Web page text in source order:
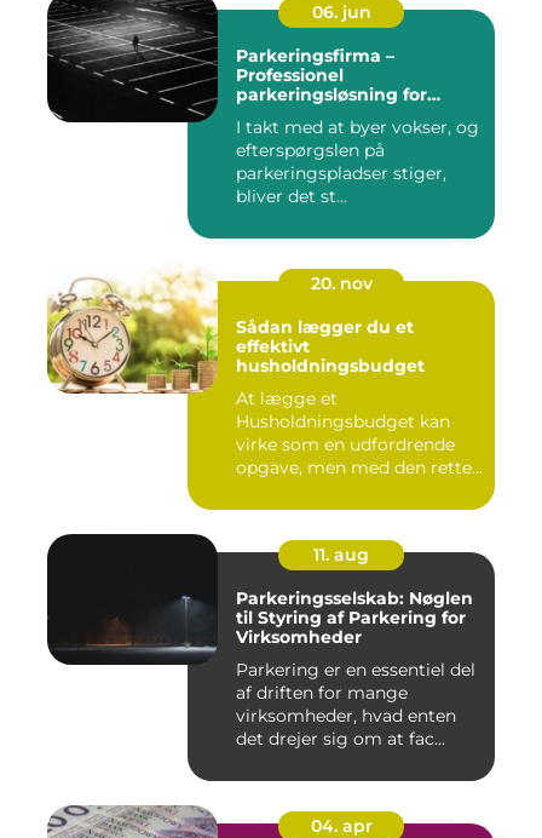
06. jun
Parkeringsfirma –
Professionel
parkeringsløsning for
I takt med at byer vokser, og
efterspørgslen på
parkeringspladser stiger,
bliver det st...
20. nov
Sådan lægger du et
effektivt
husholdningsbudget
At lægge et
Husholdningsbudget kan
virke som en udfordrende
opgave, men med den rette
11. aug
Parkeringsselskab: Nøglen
til Styring af Parkering for
Virksomheder
Parkering er en essentiel del
af driften for mange
virksomheder, hvad enten
det drejer sig om at fac...
04. apr